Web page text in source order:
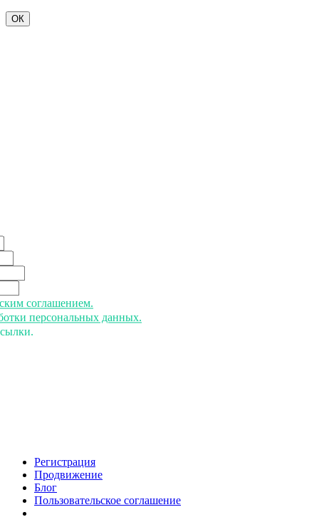
ОК
соглашением.
персональных данных.
Регистрация
Продвижение
Блог
Пользовательское соглашение